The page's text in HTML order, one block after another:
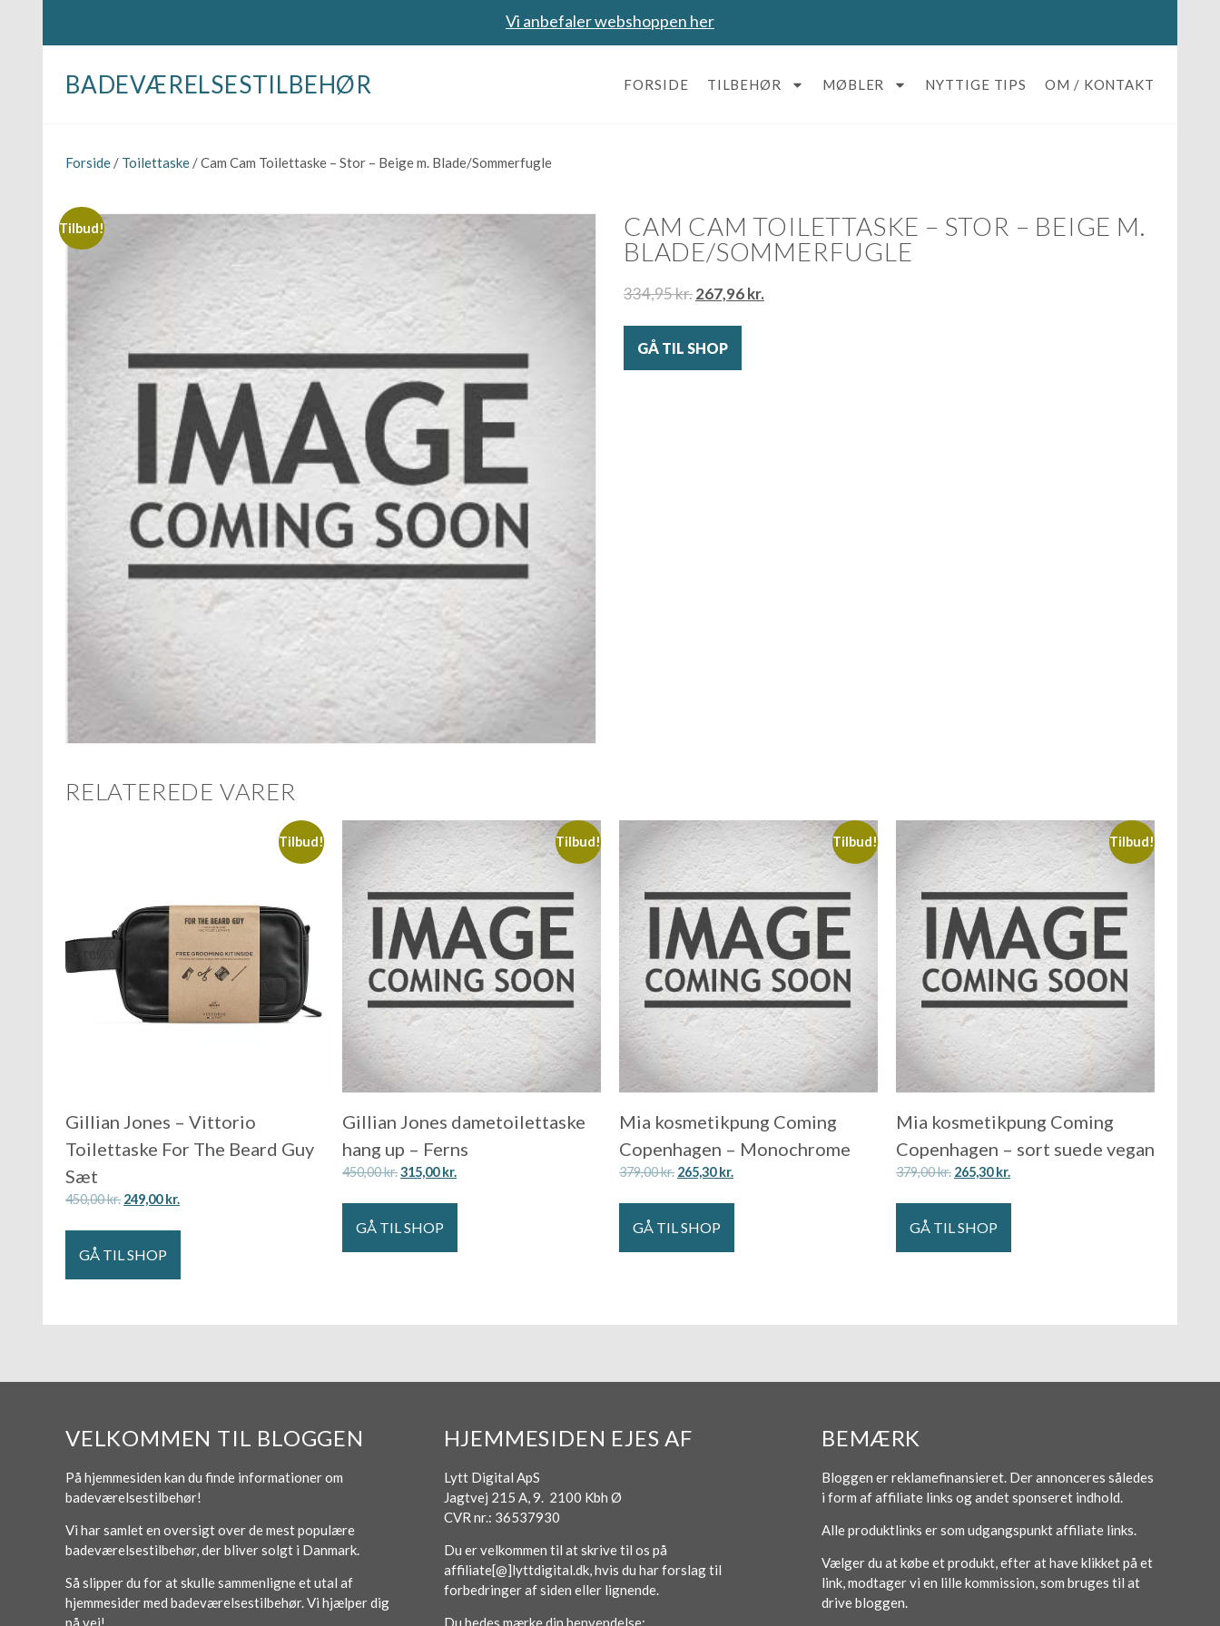
Vi anbefaler webshoppen her
BADEVÆRELSESTILBEHØR FORSIDE TILBEHØR MØBLER NYTTIGE TIPS OM / KONTAKT
Forside / Toilettaske / Cam Cam Toilettaske – Stor – Beige m. Blade/Sommerfugle
Tilbud!
CAM CAM TOILETTASKE – STOR – BEIGE M.
BLADE/SOMMERFUGLE
334,95kr.267,96kr.
GÅ TIL SHOP
RELATEREDE VARER
Tilbud!
Gillian Jones – Vittorio
Toilettaske For The Beard Guy
Sæt
450,00kr. 249,00kr.
GÅ TIL SHOP
Tilbud!
Gillian Jones dametoilettaske
hang up – Ferns
450,00kr.315,00kr.
GÅ TIL SHOP
Tilbud!
Mia kosmetikpung Coming
Copenhagen – Monochrome
379,00kr. 265,30kr.
GÅ TIL SHOP
Tilbud!
Mia kosmetikpung Coming
Copenhagen – sort suede vegan
379,00kr. 265,30kr.
GÅ TIL SHOP
VELKOMMEN TIL BLOGGEN
På hjemmesiden kan du finde informationer om
badeværelsestilbehør!
Vi har samlet en oversigt over de mest populære
badeværelsestilbehør, der bliver solgt i Danmark.
Så slipper du for at skulle sammenligne et utal af
hjemmesider med badeværelsestilbehør. Vi hjælper dig
HJEMMESIDEN EJES AF
Lytt Digital ApS
Jagtvej 215 A, 9. 2100 Kbh Ø
CVR nr.: 36537930
Du er velkommen til at skrive til os på
affiliate[@]lyttdigital.dk, hvis du har forslag til
forbedringer af siden eller lignende.
BEMÆRK
Bloggen er reklamefinansieret. Der annonceres således
i form af affiliate links og andet sponseret indhold.
Alle produktlinks er som udgangspunkt affiliate links.
Vælger du at købe et produkt, efter at have klikket på et
link, modtager vi en lille kommission, som bruges til at
drive bloggen.